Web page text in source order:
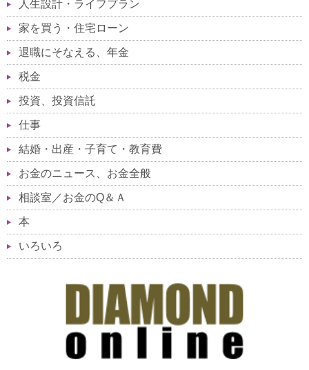
人生設計・ライフプラン
家を買う・住宅ローン
退職にそなえる、年金
税金
投資、投資信託
仕事
結婚・出産・子育て・教育費
お金のニュース、お金全般
相談室／お金のQ＆Ａ
本
いろいろ